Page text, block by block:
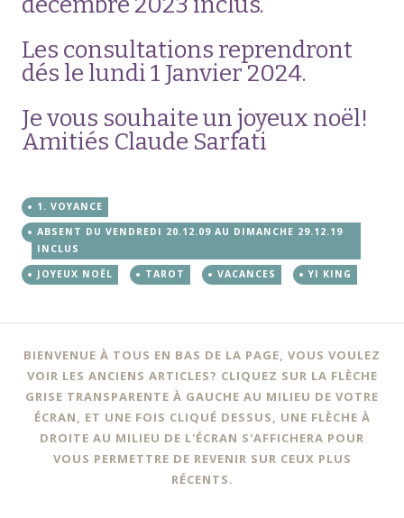
Les consultations reprendront
dés le lundi 1 Janvier 2024.
Je vous souhaite un joyeux noël!
Amitiés Claude Sarfati
1. VOYANCE
ABSENT DU VENDREDI 20.12.09 AU DIMANCHE 29.12.19
INCLUS
JOYEUX NOËL
TAROT VACANCES YI KING
Navigation
des
articles
BIENVENUE À TOUS EN BAS DE LA PAGE, VOUS VOULEZ
VOIR LES ANCIENS ARTICLES? CLIQUEZ SUR LA FLÈCHE
GRISE TRANSPARENTE À GAUCHE AU MILIEU DE VOTRE
ÉCRAN, ET UNE FOIS CLIQUÉ DESSUS, UNE FLÈCHE À
DROITE AU MILIEU DE L'ÉCRAN S'AFFICHERA POUR
VOUS PERMETTRE DE REVENIR SUR CEUX PLUS
RÉCENTS.